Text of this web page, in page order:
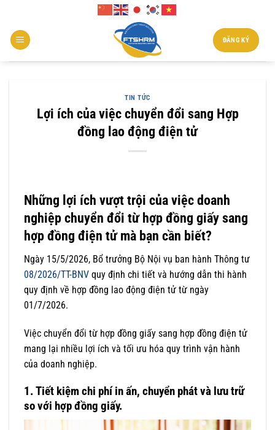
nội
dung
ĐĂNG KÝ
TIN TỨC
Lợi ích của việc chuyển đổi sang Hợp
đồng lao động điện tử
Những lợi ích vượt trội của việc doanh
nghiệp chuyển đổi từ hợp đồng giấy sang
hợp đồng điện tử mà bạn cần biết?
Ngày 15/5/2026, Bổ trưởng Bộ Nội vụ ban hành Thông tư
08/2026/TT-BNV quy định chi tiết và hướng dẫn thi hành
quy định về hợp đồng lao động điện tử từ ngày
01/7/2026.
Việc chuyển đổi từ hợp đồng giấy sang hợp đồng điện tử
mang lại nhiều lợi ích và tối ưu hóa quy trình vận hành
của doanh nghiệp.
1. Tiết kiệm chi phí in ấn, chuyển phát và lưu trữ
so với hợp đồng giấy.